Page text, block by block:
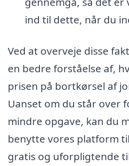
ind til dette, når du
Ved at overveje disse
en bedre forståelse af,
prisen på bortkørsel af
Uanset om du står over
mindre opgave, kan du
benytte vores platform
gratis og uforpligtende